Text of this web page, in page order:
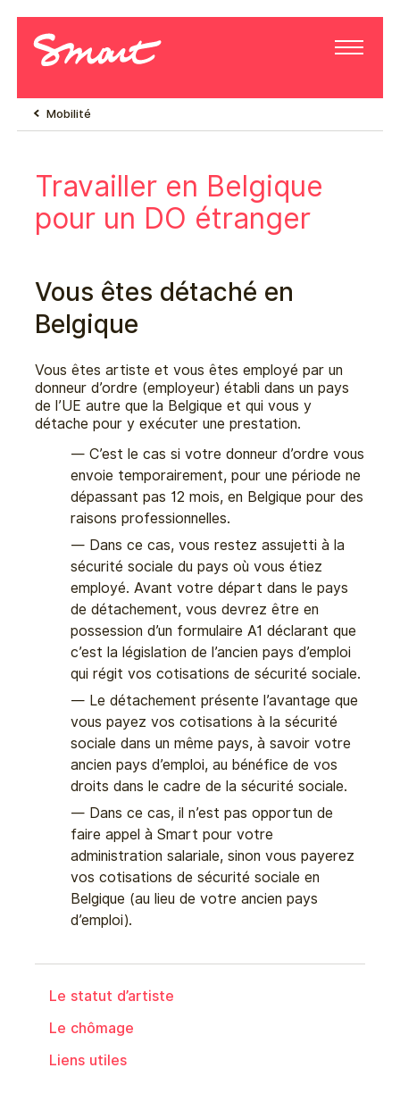
Mobilité
Travailler en Belgique
pour un DO étranger
Vous êtes détaché en
Belgique
Vous êtes artiste et vous êtes employé par un
donneur d’ordre (employeur) établi dans un pays
de l’UE autre que la Belgique et qui vous y
détache pour y exécuter une prestation.
C’est le cas si votre donneur d’ordre vous
envoie temporairement, pour une période ne
dépassant pas 12 mois, en Belgique pour des
raisons professionnelles.
Dans ce cas, vous restez assujetti à la
sécurité sociale du pays où vous étiez
employé. Avant votre départ dans le pays
de détachement, vous devrez être en
possession d’un formulaire A1 déclarant que
c’est la législation de l’ancien pays d’emploi
qui régit vos cotisations de sécurité sociale.
Le détachement présente l’avantage que
vous payez vos cotisations à la sécurité
sociale dans un même pays, à savoir votre
ancien pays d’emploi, au bénéfice de vos
droits dans le cadre de la sécurité sociale.
Dans ce cas, il n’est pas opportun de
faire appel à Smart pour votre
administration salariale, sinon vous payerez
vos cotisations de sécurité sociale en
Belgique (au lieu de votre ancien pays
d’emploi).
Le statut d’artiste
Le chômage
Liens utiles